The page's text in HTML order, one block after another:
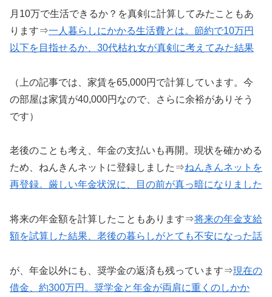
月10万で生活できるか？を真剣に計算してみたこともあ
ります⇒一人暮らしにかかる生活費とは。節約で10万円
以下を目指せるか、30代枯れ女が真剣に考えてみた結果
（上の記事では、家賃を65,000円で計算しています。今
の部屋は家賃が40,000円なので、さらに余裕がありそう
です）
老後のことも考え、年金の支払いも再開。現状を確かめる
ため、ねんきんネットに登録しました⇒ねんきんネットを
再登録。厳しい年金状況に、目の前が真っ暗になりました
将来の年金額を計算したこともあります⇒将来の年金支給
額を試算した結果、老後の暮らしがとても不安になった話
が、年金以外にも、奨学金の返済も残っています⇒現在の
借金、約300万円。奨学金と年金が両肩に重くのしかか